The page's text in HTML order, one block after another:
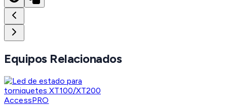
Equipos Relacionados
AccessPRO